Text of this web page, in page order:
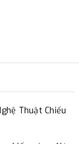
Thuật Chiếu